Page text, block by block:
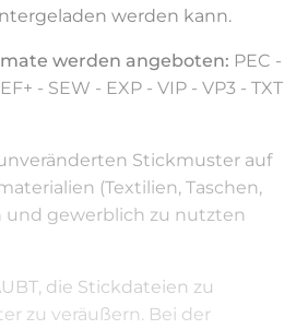
werden kann.
werden angeboten: PEC -
- SEW - EXP - VIP - VP3 - TXT
Stickmuster auf
(Textilien, Taschen,
und gewerblich zu nutzten
die Stickdateien zu
zu veräußern. Bei der